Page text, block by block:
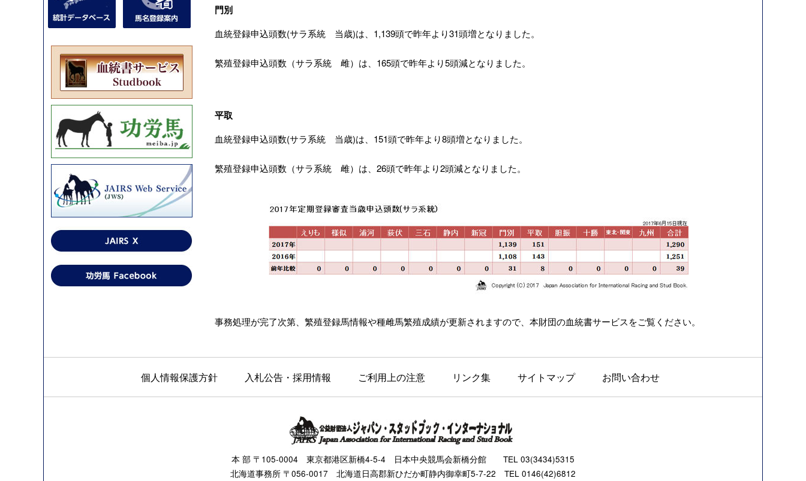
門別
血統登録申込頭数(サラ系統 当歳)は、1,139頭で昨年より31頭増となりました。
繁殖登録申込頭数（サラ系統 雌）は、165頭で昨年より5頭減となりました。
平取
血統登録申込頭数(サラ系統 当歳)は、151頭で昨年より8頭増となりました。
繁殖登録申込頭数（サラ系統 雌）は、26頭で昨年より2頭減となりました。
事務処理が完了次第、繁殖登録馬情報や種雌馬繁殖成績が更新されますので、本財団の血統書サービスをご覧ください。
個人情報保護方針 入札公告・採用情報 ご利用上の注意 リンク集 サイトマップ お問い合わせ
本 部 〒105-0004 東京都港区新橋4-5-4 日本中央競馬会新橋分館 TEL 03(3434)5315
北海道事務所 〒056-0017 北海道日高郡新ひだか町静内御幸町5-7-22 TEL 0146(42)6812